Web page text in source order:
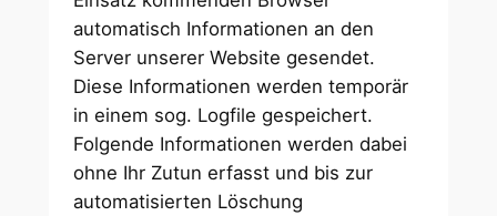
automatisch Informationen an den
Server unserer Website gesendet.
Diese Informationen werden temporär
in einem sog. Logfile gespeichert.
Folgende Informationen werden dabei
ohne Ihr Zutun erfasst und bis zur
automatisierten Löschung